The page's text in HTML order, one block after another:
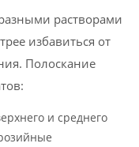
растворами
избавиться от
Полоскание
и среднего